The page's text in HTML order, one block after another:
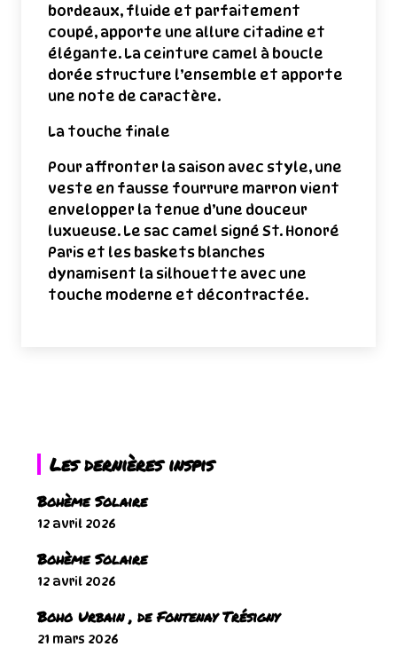
bordeaux, fluide et parfaitement
coupé, apporte une allure citadine et
élégante. La ceinture camel à boucle
dorée structure l’ensemble et apporte
une note de caractère.
La touche finale
Pour affronter la saison avec style, une
veste en fausse fourrure marron vient
envelopper la tenue d’une douceur
luxueuse. Le sac camel signé St. Honoré
Paris et les baskets blanches
dynamisent la silhouette avec une
touche moderne et décontractée.
Les dernières inspis
Bohème Solaire
12 avril 2026
Bohème Solaire
12 avril 2026
Boho Urbain , de Fontenay Trésigny
21 mars 2026